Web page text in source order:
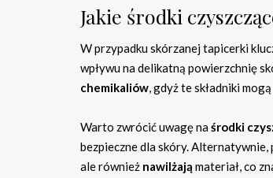
Jakie środki
W przypadku skórzanej tapicerki
wpływu na delikatną powierzchnię
chemikaliów, gdyż te składniki
Warto zwrócić uwagę naśrodki
bezpieczne dla skóry. Alternatywnie,
ale również nawilżają materiał, co